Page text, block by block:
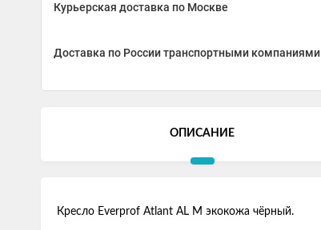
Курьерская доставка по Москве
Доставка по России транспортными компаниями
ОПИСАНИЕ
Кресло Everprof Atlant AL M экокожа чёрный.